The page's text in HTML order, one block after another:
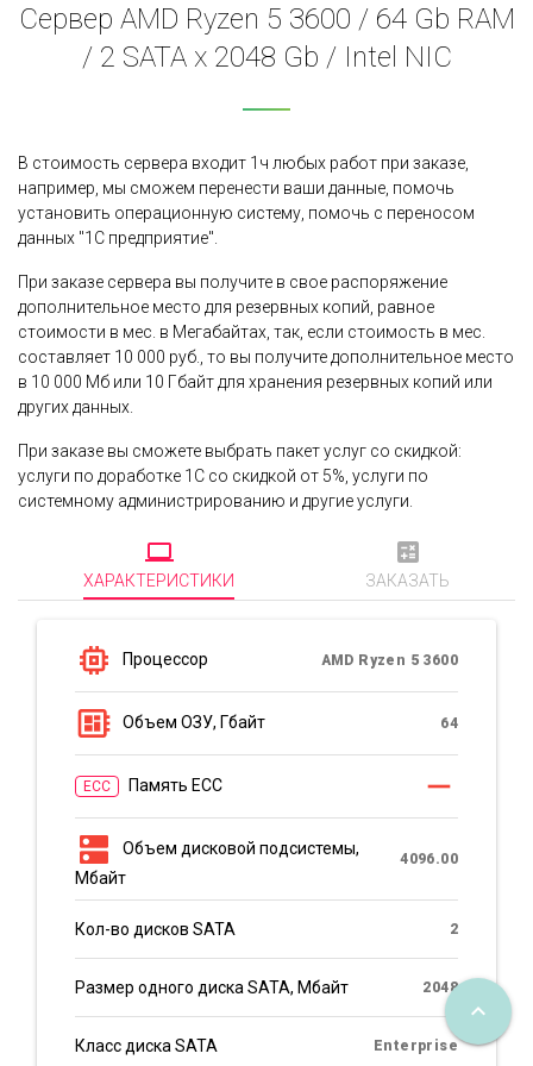
Сервер AMD Ryzen 5 3600 / 64 Gb RAM
/ 2 SATA x 2048 Gb / Intel NIC
В стоимость сервера входит 1ч любых работ при заказе,
например, мы сможем перенести ваши данные, помочь
установить операционную систему, помочь с переносом
данных "1С предприятие".
При заказе сервера вы получите в свое распоряжение
дополнительное место для резервных копий, равное
стоимости в мес. в Мегабайтах, так, если стоимость в мес.
составляет 10 000 руб., то вы получите дополнительное место
в 10 000 Мб или 10 Гбайт для хранения резервных копий или
других данных.
При заказе вы сможете выбрать пакет услуг со скидкой:
услуги по доработке 1С со скидкой от 5%, услуги по
системному администрированию и другие услуги.
computer
ХАРАКТЕРИСТИКИ
calculate
ЗАКАЗАТЬ
memory Процессор AMD Ryzen 5 3600
developer_board Объем ОЗУ, Гбайт 64
ECC Память ECC
remove
dns
Объем дисковой подсистемы,
Мбайт
4096.00
Кол-во дисков SATA 2
Размер одного диска SATA, Мбайт 2048
Класс диска SATA Enterprise
keyboard_arrow_up